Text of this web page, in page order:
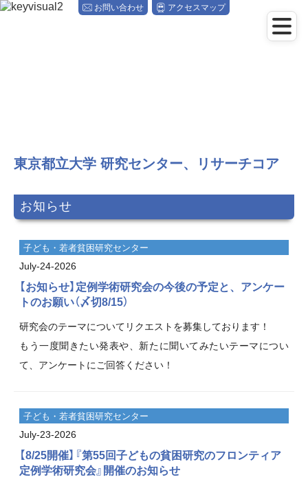
メ
お問い合わせ アクセスマップ
東京都立大学 研究センター、リサーチコア
お知らせ
July-24-2026
子ども・若者貧困研究センター
【お知らせ】定例学術研究会の今後の予定と、アンケー
トのお願い（〆切8/15）
研究会のテーマについてリクエストを募集しております！
もう一度聞きたい発表や、新たに聞いてみたいテーマについ
て、アンケートにご回答ください！
July-23-2026
子ども・若者貧困研究センター
【8/25開催】『第55回子どもの貧困研究のフロンティア
定例学術研究会』開催のお知らせ